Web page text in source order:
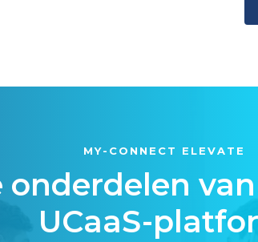
MY-CONNECT ELEVATE
onderdelen
UCaaS-